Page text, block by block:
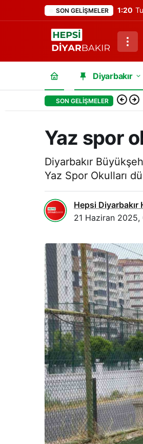
SON GELIŞMELER 1:20
Diyarbakır
SON GELIŞMELER
Yaz spor
Diyarbakır
Yaz Spor Okulları
Hepsi Diyarbakır
21 Haziran 2025,